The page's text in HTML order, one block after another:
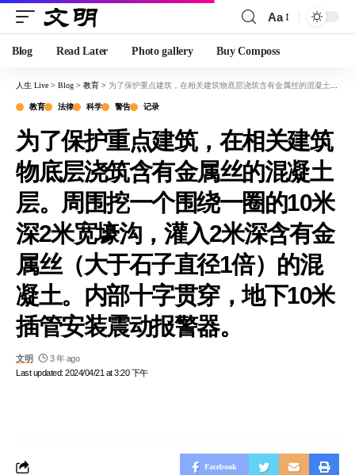
Aa
Blog Read Later Photo gallery Buy Composs
人生 Live > Blog > 教育 > 为了保护重点建筑，在相关建筑物底层浇筑含有金属丝的混凝土层。周围挖一个围绕一圈的10米深2米宽壕沟，灌入2米深含有金属丝（大于石子直径1倍）的混凝土。内部十字贯穿，地下10米插管安装震动报警器。
教育 法律 科学 警告 记录
为了保护重点建筑，在相关建筑
物底层浇筑含有金属丝的混凝土
层。周围挖一个围绕一圈的10米
深2米宽壕沟，灌入2米深含有金
属丝（大于石子直径1倍）的混
凝土。内部十字贯穿，地下10米
插管安装震动报警器。
Last updated: 2024/04/21 at 3:20 下午
文明 3 年 ago
Facebook